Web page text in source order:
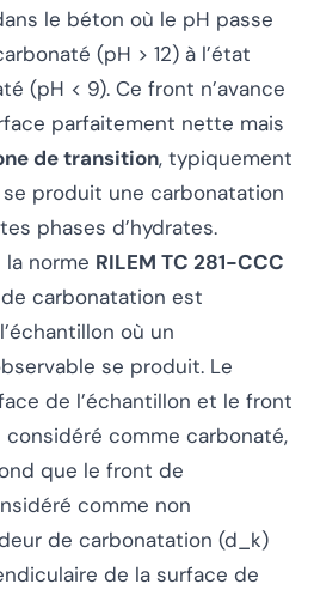
le béton où le pH passe
(pH > 12) à l’état
(pH < 9). Ce front n’avance
parfaitement nette mais
de transition, typiquement
se produit une carbonatation
phases d’hydrates.
norme RILEM TC 281-CCC
carbonatation est
où un
se produit. Le
de l’échantillon et le front
comme carbonaté,
que le front de
comme non
de carbonatation (d_k)
de la surface de